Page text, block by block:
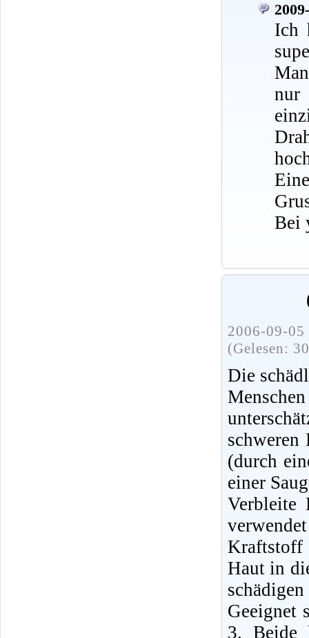
Ich
nur
Bei
2006-09-
(Gelesen:
Die
(durch
einer
Verbleite
Haut in
Geeignet
3. Beide